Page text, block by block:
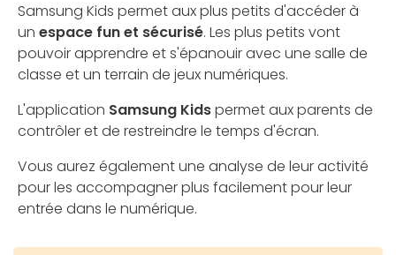
Samsung Kids permet aux plus petits d'accéder à
un espace fun et sécurisé. Les plus petits vont
pouvoir apprendre et s'épanouir avec une salle de
classe et un terrain de jeux numériques.
L'application Samsung Kidspermet aux parents de
contrôler et de restreindre le temps d'écran.
Vous aurez également une analyse de leur activité
pour les accompagner plus facilement pour leur
entrée dans le numérique.